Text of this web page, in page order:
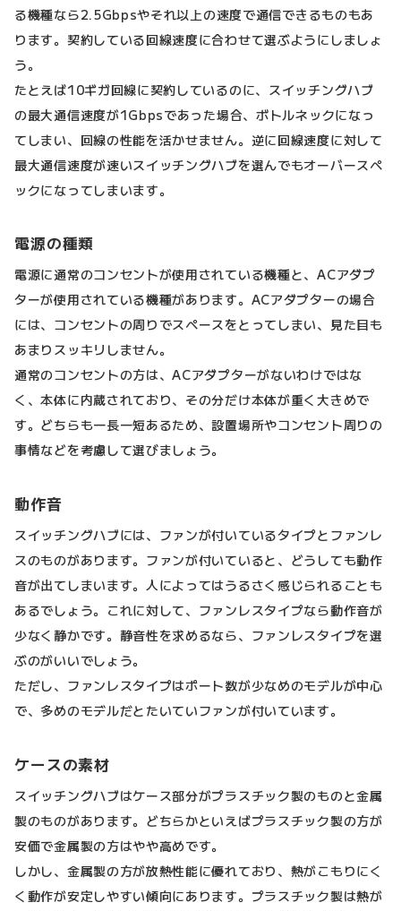
る機種なら2.5Gbpsやそれ以上の速度で通信できるものもあ
ります。契約している回線速度に合わせて選ぶようにしましょ
う。
たとえば10ギガ回線に契約しているのに、スイッチングハブ
の最大通信速度が1Gbpsであった場合、ボトルネックになっ
てしまい、回線の性能を活かせません。逆に回線速度に対して
最大通信速度が速いスイッチングハブを選んでもオーバースペ
ックになってしまいます。
電源の種類
電源に通常のコンセントが使用されている機種と、ACアダプ
ターが使用されている機種があります。ACアダプターの場合
には、コンセントの周りでスペースをとってしまい、見た目も
あまりスッキリしません。
通常のコンセントの方は、ACアダプターがないわけではな
く、本体に内蔵されており、その分だけ本体が重く大きめで
す。どちらも一長一短あるため、設置場所やコンセント周りの
事情などを考慮して選びましょう。
動作音
スイッチングハブには、ファンが付いているタイプとファンレ
スのものがあります。ファンが付いていると、どうしても動作
音が出てしまいます。人によってはうるさく感じられることも
あるでしょう。これに対して、ファンレスタイプなら動作音が
少なく静かです。静音性を求めるなら、ファンレスタイプを選
ぶのがいいでしょう。
ただし、ファンレスタイプはポート数が少なめのモデルが中心
で、多めのモデルだとたいていファンが付いています。
ケースの素材
スイッチングハブはケース部分がプラスチック製のものと金属
製のものがあります。どちらかといえばプラスチック製の方が
安価で金属製の方はやや高めです。
しかし、金属製の方が放熱性能に優れており、熱がこもりにく
く動作が安定しやすい傾向にあります。プラスチック製は熱が